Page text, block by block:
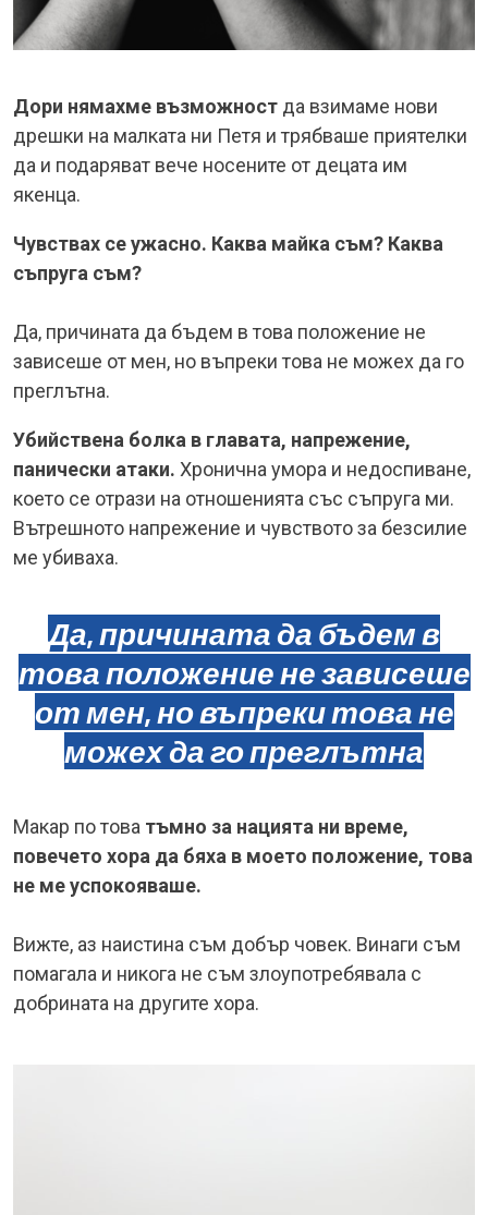
Дори нямахме възможност да взимаме нови
дрешки на малката ни Петя и трябваше приятелки
да и подаряват вече носените от децата им
якенца.
Чувствах се ужасно. Каква майка съм? Каква
съпруга съм?
Да, причината да бъдем в това положение не
зависеше от мен, но въпреки това не можех да го
преглътна.
Убийствена болка в главата, напрежение,
панически атаки. Хронична умора и недоспиване,
което се отрази на отношенията със съпруга ми.
Вътрешното напрежение и чувството за безсилие
ме убиваха.
Да, причината да бъдем в
това положение не зависеше
от мен, но въпреки това не
можех да го преглътна
Макар по това тъмно за нацията ни време,
повечето хора да бяха в моето положение, това
не ме успокояваше.
Вижте, аз наистина съм добър човек. Винаги съм
помагала и никога не съм злоупотребявала с
добрината на другите хора.